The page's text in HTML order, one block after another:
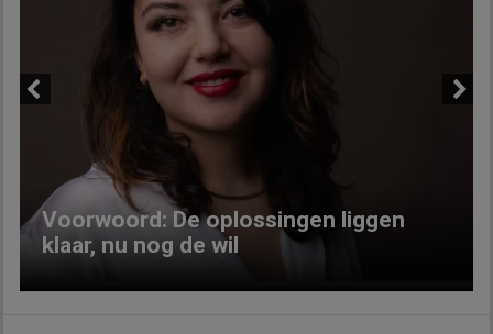
Voorwoord: De oplossingen liggen
klaar, nu nog de wil